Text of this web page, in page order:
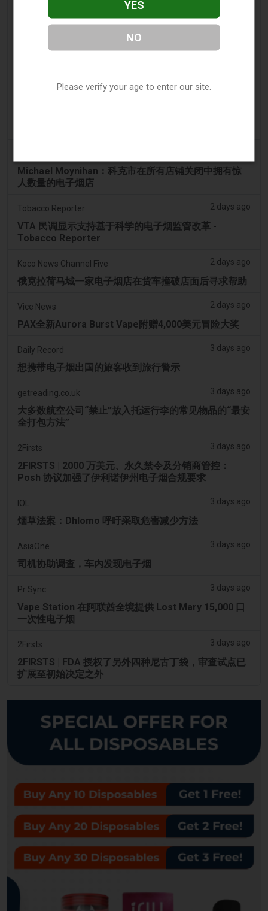
购物者声称：商业街上的电子烟店太多了
2 days ago
Michael Moynihan：科克市在所有店铺关闭中拥有惊
人数量的电子烟店
Tobacco Reporter 2 days ago
VTA 民调显示支持基于科学的电子烟监管改革 -
Tobacco Reporter
Koco News Channel Five 2 days ago
俄克拉荷马城一家电子烟店在货车撞破店面后寻求帮助
Vice News 2 days ago
PAX全新Aurora Burst Vape附赠4,000美元冒险大奖
Daily Record 3 days ago
想携带电子烟出国的旅客收到旅行警示
getreading.co.uk 3 days ago
大多数航空公司“禁止”放入托运行李的常见物品的“最安
全打包方法”
2Firsts 3 days ago
2FIRSTS | 2000 万美元、永久禁令及分销商管控：
Posh 协议加强了伊利诺伊州电子烟合规要求
IOL 3 days ago
烟草法案：Dhlomo 呼吁采取危害减少方法
AsiaOne 3 days ago
司机协助调查，车内发现电子烟
Pr Sync 3 days ago
Vape Station 在阿联酋全境提供 Lost Mary 15,000 口
一次性电子烟
2Firsts 3 days ago
2FIRSTS | FDA 授权了另外四种尼古丁袋，审查试点已
扩展至初始决定之外
YES
NO
Please verify your age to enter our site.